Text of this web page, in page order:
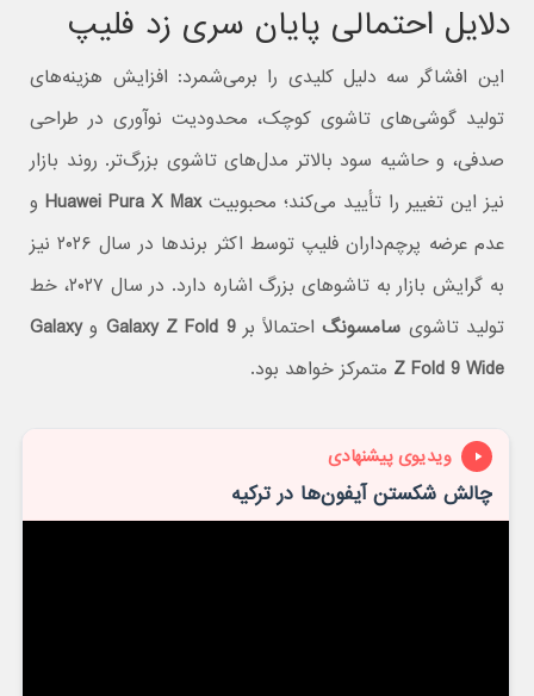
دلایل احتمالی پایان سری زد فلیپ
این افشاگر سه دلیل کلیدی را برمی‌شمرد: افزایش هزینه‌های
تولید گوشی‌های تاشوی کوچک، محدودیت نوآوری در طراحی
صدفی، و حاشیه سود بالاتر مدل‌های تاشوی بزرگ‌تر. روند بازار
نیز این تغییر را تأیید می‌کند؛ محبوبیتHuawei Pura X Maxو
عدم عرضه پرچم‌داران فلیپ توسط اکثر برندها در سال ۲۰۲۶ نیز
به گرایش بازار به تاشوهای بزرگ اشاره دارد. در سال ۲۰۲۷، خط
تولید تاشوی سامسونگاحتمالاً برGalaxy Z Fold 9 وGalaxy
Z Fold 9 Wide متمرکز خواهد بود.
ویدیوی پیشنهادی
چالش شکستن آیفون‌ها در ترکیه